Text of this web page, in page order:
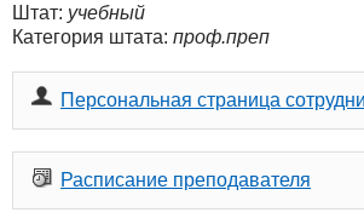
Штат: учебный
Категория штата: проф.преп
Персональная страница
Расписание преподавателя